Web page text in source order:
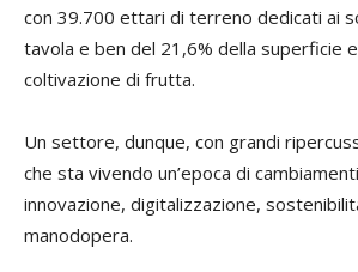
con 39.700 ettari di terreno dedicati ai
tavola e ben del 21,6% della superficie
coltivazione di frutta.
Un settore, dunque, con grandi
che sta vivendo un’epoca di
innovazione, digitalizzazione,
manodopera.